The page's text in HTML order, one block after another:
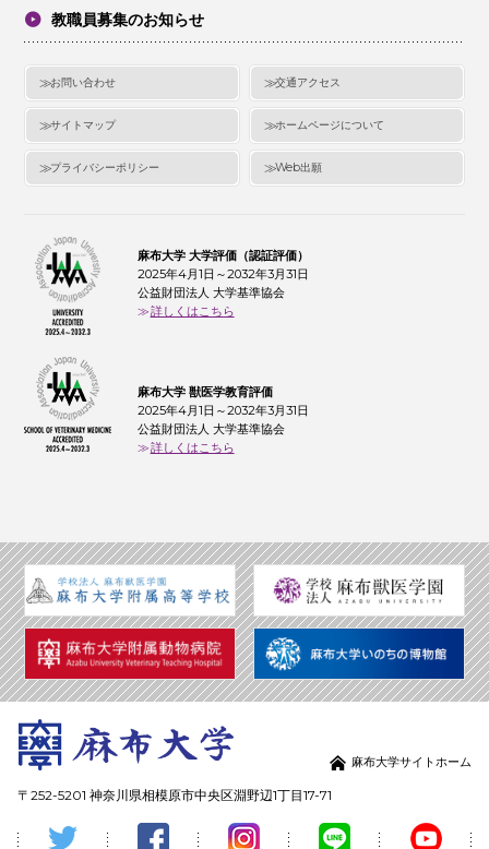
教職員募集のお知らせ
お問い合わせ 交通アクセス
サイトマップ ホームページについて
プライバシーポリシー Web出願
麻布大学 大学評価（認証評価）
2025年4月1日～2032年3月31日
公益財団法人 大学基準協会
詳しくはこちら
麻布大学 獣医学教育評価
2025年4月1日～2032年3月31日
公益財団法人 大学基準協会
詳しくはこちら
麻布大学サイトホーム
〒252-5201 神奈川県相模原市中央区淵野辺1丁目17-71